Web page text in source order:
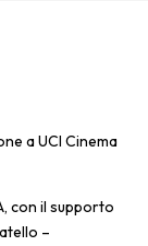
a UCI Cinema
con il supporto
–